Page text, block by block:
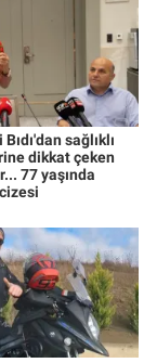
sağlıklı
dikkat çeken
77 yaşında